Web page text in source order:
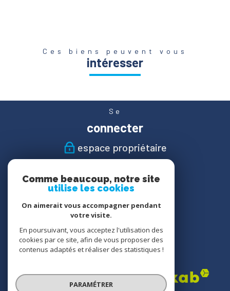
Ces biens peuvent vous
intéresser
Se
connecter
espace propriétaire
suivre
Nous
adhérons
Comme beaucoup, notre site
utilise les cookies
On aimerait vous accompagner pendant
votre visite.
En poursuivant, vous acceptez l'utilisation des
cookies par ce site, afin de vous proposer des
contenus adaptés et réaliser des statistiques !
PARAMÉTRER